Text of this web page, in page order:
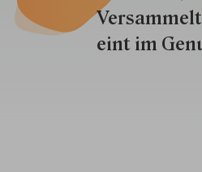
eint im